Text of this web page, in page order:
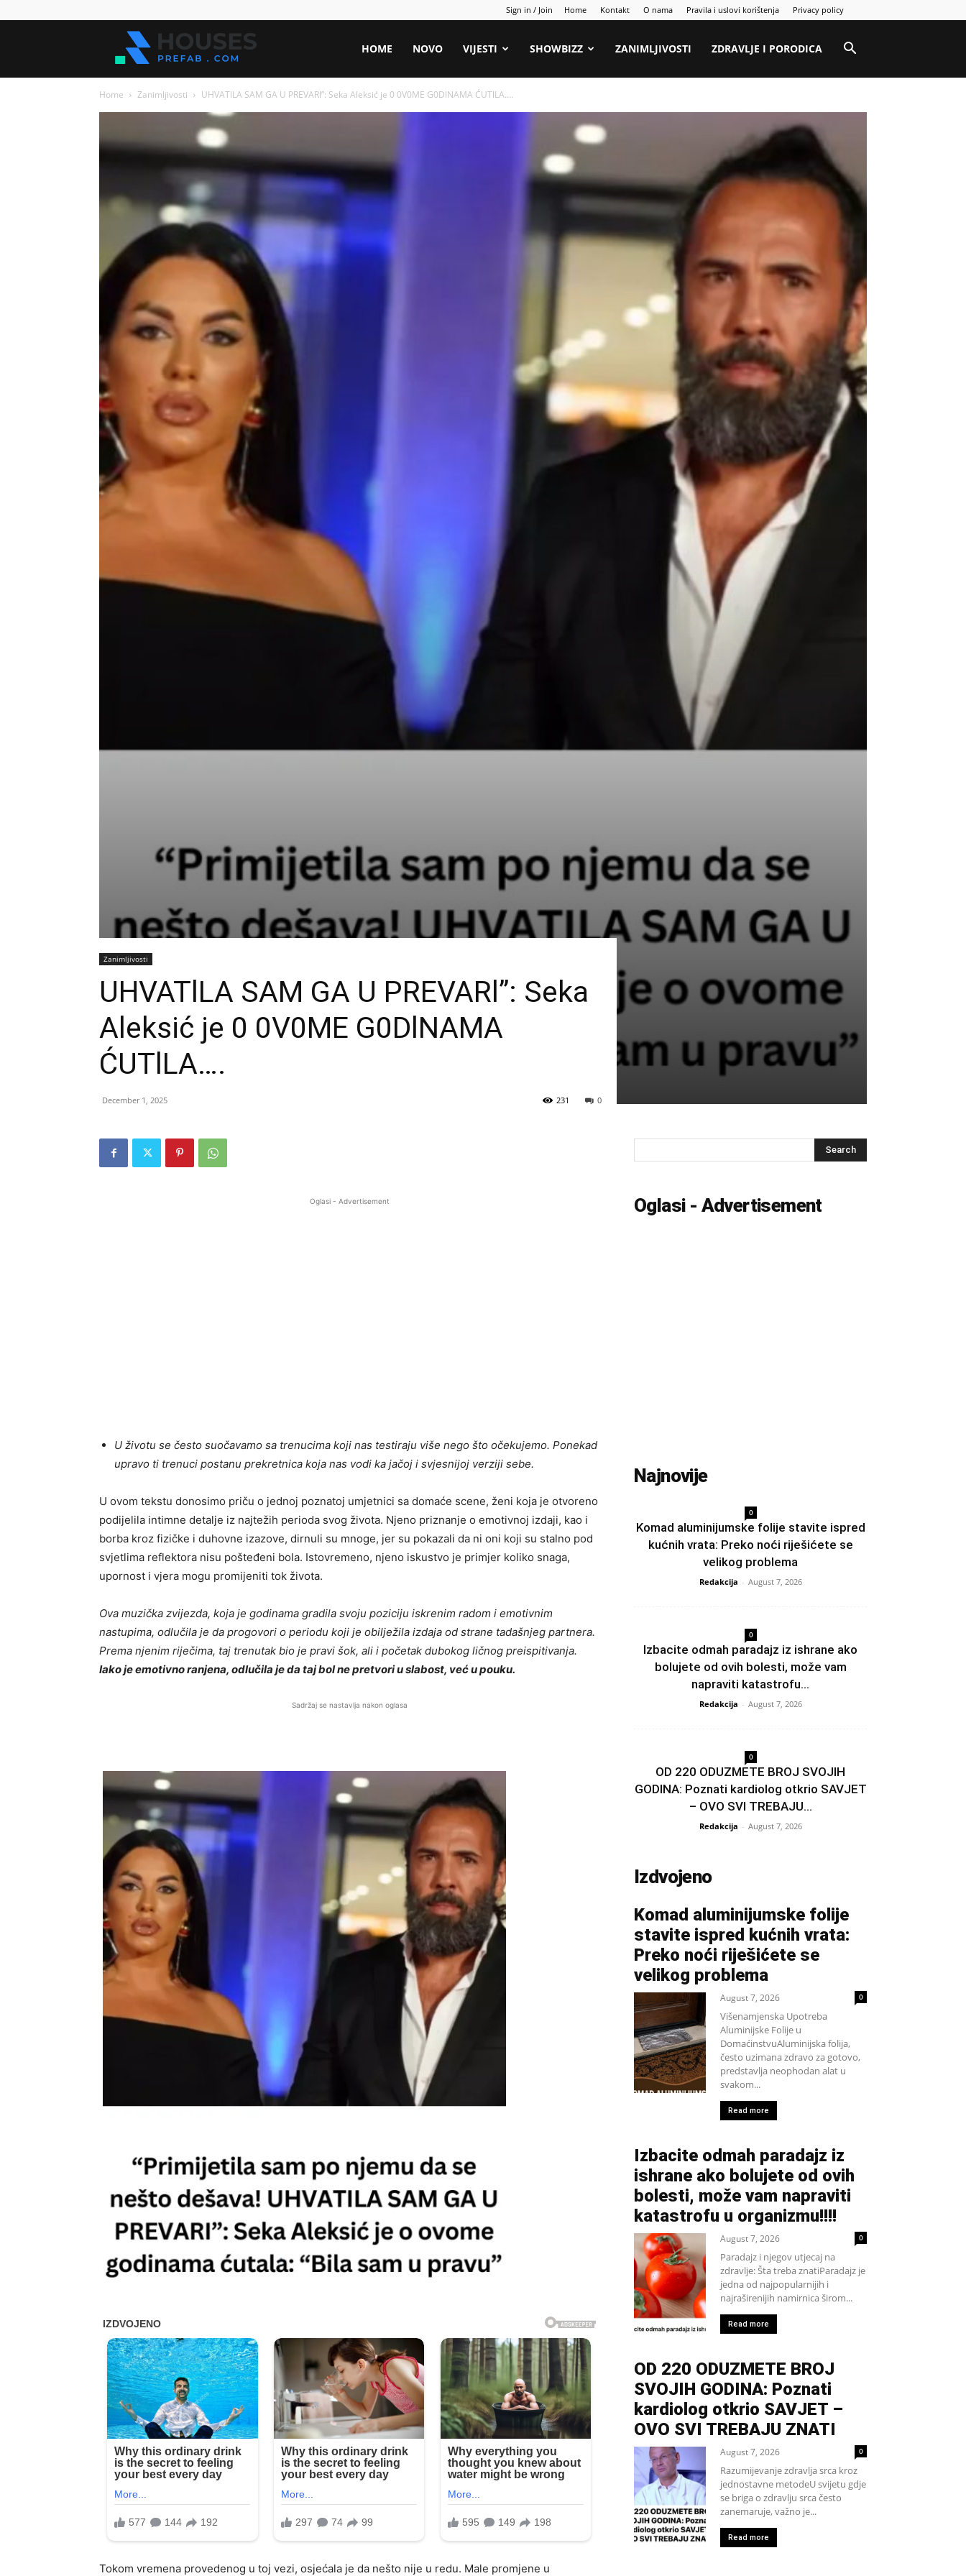
Sign in / Join Home Kontakt O nama Pravila i uslovi korištenja Privacy policy
sve
HOME NOVO VIJESTI SHOWBIZZ ZANIMLJIVOSTI ZDRAVLJE I PORODICA
Home Zanimljivosti UHVATlLA SAM GA U PREVARl”: Seka Aleksić je 0 0V0ME G0DlNAMA ĆUTlLA….
Zanimljivosti
UHVATlLA SAM GA U PREVARl”: Seka
Aleksić je 0 0V0ME G0DlNAMA
ĆUTlLA….
December 1, 2025 0
231
Oglasi - Advertisement
U životu se često suočavamo sa trenucima koji nas testiraju više nego što očekujemo. Ponekad
upravo ti trenuci postanu prekretnica koja nas vodi ka jačoj i svjesnijoj verziji sebe.
U ovom tekstu donosimo priču o jednoj poznatoj umjetnici sa domaće scene, ženi koja je otvoreno
podijelila intimne detalje iz najtežih perioda svog života. Njeno priznanje o emotivnoj izdaji, kao i
borba kroz fizičke i duhovne izazove, dirnuli su mnoge, jer su pokazali da ni oni koji su stalno pod
svjetlima reflektora nisu pošteđeni bola. Istovremeno, njeno iskustvo je primjer koliko snaga,
upornost i vjera mogu promijeniti tok života.
Ova muzička zvijezda, koja je godinama gradila svoju poziciju iskrenim radom i emotivnim
nastupima, odlučila je da progovori o periodu koji je obilježila izdaja od strane tadašnjeg partnera.
Prema njenim riječima, taj trenutak bio je pravi šok, ali i početak dubokog ličnog preispitivanja.
Iako je emotivno ranjena, odlučila je da taj bol ne pretvori u slabost, već u pouku.
Sadržaj se nastavlja nakon oglasa
Tokom vremena provedenog u toj vezi, osjećala je da nešto nije u redu. Male promjene u
Oglasi - Advertisement
Najnovije
0
Komad aluminijumske folije stavite ispred
kućnih vrata: Preko noći riješićete se
velikog problema
Redakcija - August 7, 2026
0
Izbacite odmah paradajz iz ishrane ako
bolujete od ovih bolesti, može vam
napraviti katastrofu...
Redakcija - August 7, 2026
0
OD 220 ODUZMETE BROJ SVOJIH
GODINA: Poznati kardiolog otkrio SAVJET
– OVO SVI TREBAJU...
Redakcija - August 7, 2026
Izdvojeno
Komad aluminijumske folije
stavite ispred kućnih vrata:
Preko noći riješićete se
velikog problema
August 7, 2026 0
Višenamjenska Upotreba
Aluminijske Folije u
DomaćinstvuAluminijska folija,
često uzimana zdravo za gotovo,
predstavlja neophodan alat u
svakom...
Read more
Izbacite odmah paradajz iz
ishrane ako bolujete od ovih
bolesti, može vam napraviti
katastrofu u organizmu!!!!
August 7, 2026 0
Paradajz i njegov utjecaj na
zdravlje: Šta treba znatiParadajz je
jedna od najpopularnijih i
najraširenijih namirnica širom...
Read more
OD 220 ODUZMETE BROJ
SVOJIH GODINA: Poznati
kardiolog otkrio SAVJET –
OVO SVI TREBAJU ZNATI
August 7, 2026 0
Razumijevanje zdravlja srca kroz
jednostavne metodeU svijetu gdje
se briga o zdravlju srca često
zanemaruje, važno je...
Read more